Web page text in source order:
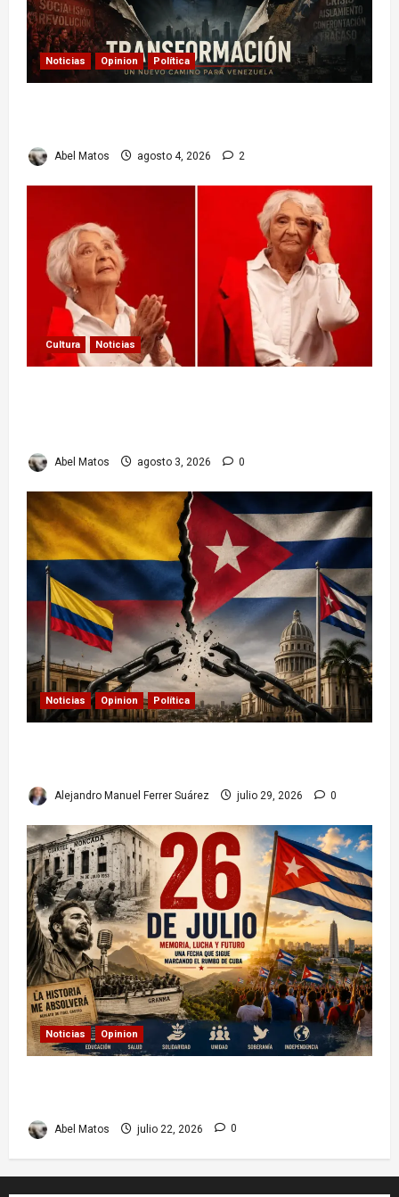
Noticias Opinion Política
Abel Matos agosto 4, 2026 2
Cultura Noticias
Abel Matos agosto 3, 2026 0
Noticias Opinion Política
Alejandro Manuel Ferrer Suárez julio 29, 2026 0
Noticias Opinion
Abel Matos julio 22, 2026 0